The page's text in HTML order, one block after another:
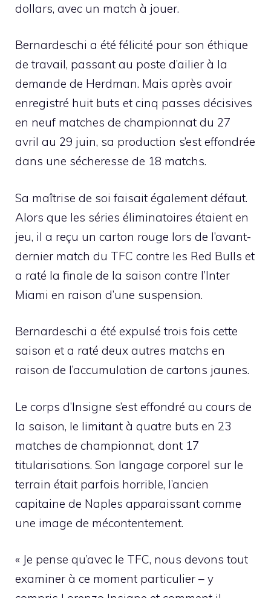
dollars, avec un match à jouer.
Bernardeschi a été félicité pour son éthique
de travail, passant au poste d’ailier à la
demande de Herdman. Mais après avoir
enregistré huit buts et cinq passes décisives
en neuf matches de championnat du 27
avril au 29 juin, sa production s’est effondrée
dans une sécheresse de 18 matchs.
Sa maîtrise de soi faisait également défaut.
Alors que les séries éliminatoires étaient en
jeu, il a reçu un carton rouge lors de l’avant-
dernier match du TFC contre les Red Bulls et
a raté la finale de la saison contre l’Inter
Miami en raison d’une suspension.
Bernardeschi a été expulsé trois fois cette
saison et a raté deux autres matchs en
raison de l’accumulation de cartons jaunes.
Le corps d’Insigne s’est effondré au cours de
la saison, le limitant à quatre buts en 23
matches de championnat, dont 17
titularisations. Son langage corporel sur le
terrain était parfois horrible, l’ancien
capitaine de Naples apparaissant comme
une image de mécontentement.
« Je pense qu’avec le TFC, nous devons tout
examiner à ce moment particulier – y